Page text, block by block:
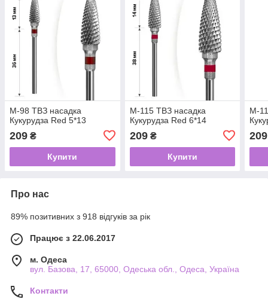
М-98 ТВЗ насадка
Кукурудза Red 5*13
209 ₴
Купити
М-115 ТВЗ насадка
Кукурудза Red 6*14
209₴
Купити
М-
209
Про нас
89% позитивних з 918 відгуків за рік
Працює з 22.06.2017
м. Одеса
вул. Базова, 17, 65000, Одеська обл., Одеса, Україна
Контакти